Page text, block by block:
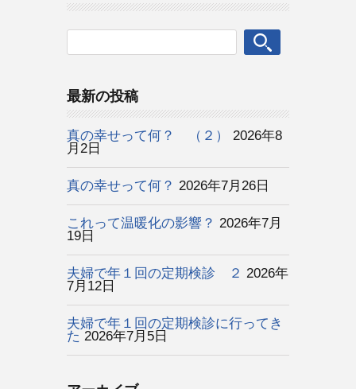
最新の投稿
真の幸せって何？ （２）
2026年8
月2日
真の幸せって何？ 2026年7月26日
これって温暖化の影響？ 2026年7月
19日
夫婦で年１回の定期検診 ２ 2026年
7月12日
夫婦で年１回の定期検診に行ってき
た 2026年7月5日